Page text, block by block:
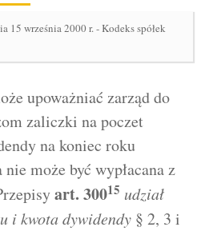
15 września 2000 r. - Kodeks spółek
upoważniać zarząd do
zaliczki na poczet
na koniec roku
może być wypłacana z
art. 30015 udział
i kwota dywidendy § 2, 3 i